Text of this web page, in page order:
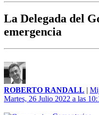
La Delegada del
emergencia
ROBERTO RANDALL |
Martes, 26 Julio 2022 a las